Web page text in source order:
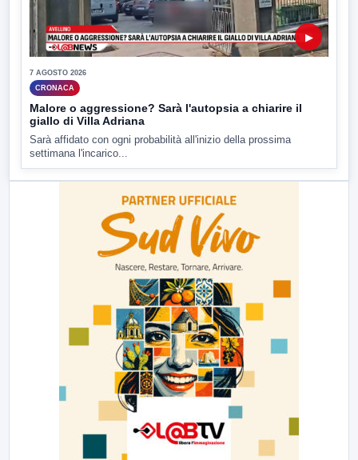
▶
7 AGOSTO 2026
CRONACA
Malore o aggressione? Sarà l'autopsia a chiarire il
giallo di Villa Adriana
Sarà affidato con ogni probabilità all'inizio della prossima
settimana l'incarico...